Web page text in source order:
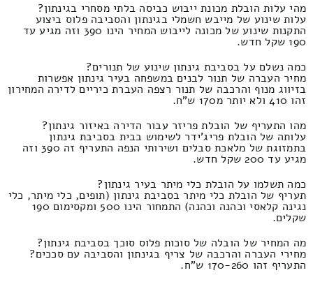
מהי עלות הובלת מכונת ייבוש כביסה בלתי מסחרי בגינתון?
עלות שינוע של מייבש חשמלי בגינתון והסביבה פלוס ביצוע
התקנות שינוע של מכונה לייבוש המחיר הינו 390 וזה מגיע עד
190 שקל חדש.
כמה נשלם על בסביבת גינתון שינוע של תנורים?
מחיר העברה של תנור לבנים במשפחה בעיר גינתון אפשרות
בזיווג מנוף והרכבה של תנור רצפה העברת כיריים לדירה המחירון
זהו 410 ולא יותר מ170 ש"ח.
מהו התעריף של הובלת פריזר עבור הדירה באיזור גינתון?
עלותה של הובלת פריג'ידר לשימוש בבית בסביבת גינתון
בתמזוגת של מלאכת סבלים ושירותי הנפה התעריף זה 390 וזה
מגיע עד 200 שקל חדש.
כמה תשלמו על הובלת כלי מיתר בעיר גינתון?
תעריף של הובלת כלי מיתר בסביבת גינתון (תופים, כלי מיתר, כלי
נגינה קלאסי וכהנה וכהנה) התמחור הינו 500 ומקסימום 190
שקלים.
מה המחיר של הובלה של סוכות פלוס סוכך בסביבת גינתון?
מחירי העברה והרכבה של צריף בגינתון והסביבה עם סככים?
התעריף זהו 170-260 ש"ח.